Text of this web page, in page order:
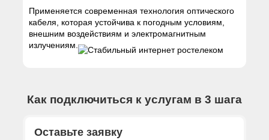
Применяется современная технология оптического
кабеля, которая устойчива к погодным условиям,
внешним воздействиям и электромагнитным
излучениям.
Как подключиться к услугам в 3 шага
Оставьте заявку